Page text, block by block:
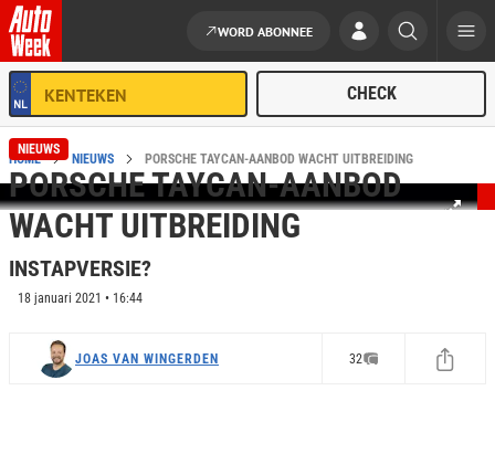
Ga naar de inhoud
WORD ABONNEE
HOME NIEUWS PORSCHE TAYCAN-AANBOD WACHT UITBREIDING
NIEUWS
PORSCHE TAYCAN-AANBOD
WACHT UITBREIDING
INSTAPVERSIE?
18 januari 2021 • 16:44
JOAS VAN WINGERDEN 32